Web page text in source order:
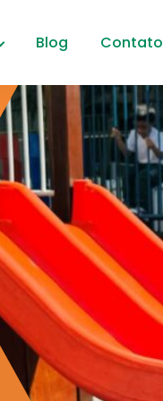
Blog Contato